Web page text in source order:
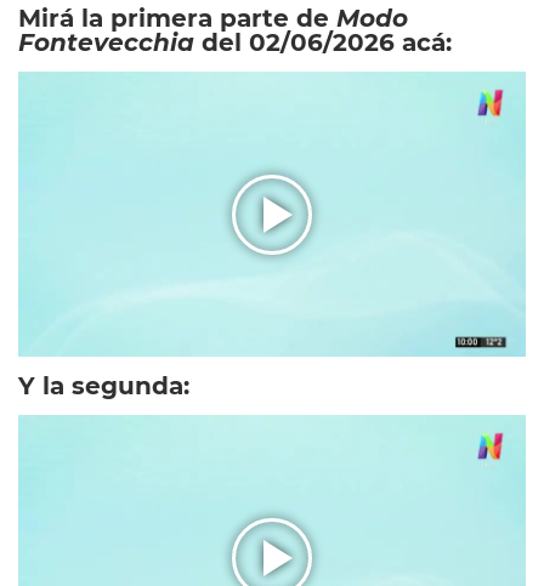
Mirá la primera parte de Modo
Fontevecchia del 02/06/2026 acá:
Y la segunda: